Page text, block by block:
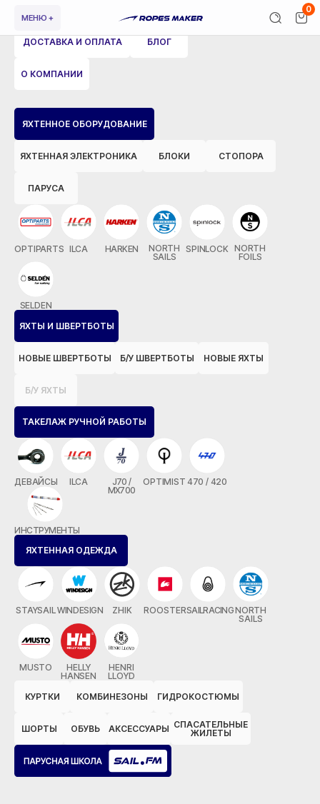
МЕНЮ +
0
ЯХТЕННОЕ ОБОРУДОВАНИЕ
ЯХТЕННАЯ ЭЛЕКТРОНИКА БЛОКИ СТОПОРА
ПАРУСА
OPTIPARTS ILCA HARKEN
NORTH
SAILS
SPINLOCK NORTH
FOILS
SELDEN
ЯХТЫ И ШВЕРТБОТЫ
НОВЫЕ ШВЕРТБОТЫ Б/У ШВЕРТБОТЫ НОВЫЕ ЯХТЫ
Б/У ЯХТЫ
ТАКЕЛАЖ РУЧНОЙ РАБОТЫ
ДЕВАЙСЫ ILCA
J70 /
MX700
OPTIMIST 470 / 420
ИНСТРУМЕНТЫ
ЯХТЕННАЯ ОДЕЖДА
STAYSAILWINDESIGN ZHIK ROOSTERSAILRACINGNORTH
SAILS
MUSTO
HELLY
HANSEN
HENRI
LLOYD
КУРТКИ
КОМБИНЕЗОНЫ ГИДРОКОСТЮМЫ
ШОРТЫ ОБУВЬ АКСЕССУАРЫ СПАСАТЕЛЬНЫЕ
ЖИЛЕТЫ
ДОСТАВКА И ОПЛАТА БЛОГ
О КОМПАНИИ